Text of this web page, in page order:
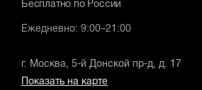
Бесплатно по России
Ежедневно: 9:00–21:00
г. Москва, 5-й Донской пр-д, д. 17
Показать на карте